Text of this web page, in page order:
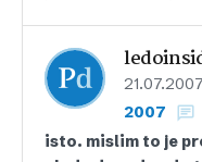
2007
isto. mislim to je